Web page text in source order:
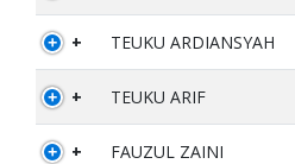
+ TEUKU ARDIANSYAH
+ TEUKU ARIF
+ FAUZUL ZAINI